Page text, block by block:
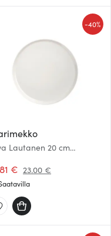
Lautanen 20 cm
€ 23.00 €
-40%